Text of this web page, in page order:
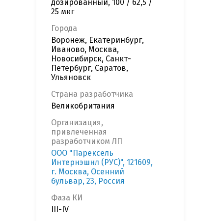
дозированный, 100 / 62,5 /
25 мкг
Города
Воронеж, Екатеринбург,
Иваново, Москва,
Новосибирск, Санкт-
Петербург, Саратов,
Ульяновск
Страна разработчика
Великобритания
Организация,
привлеченная
разработчиком ЛП
ООО "Парексель
Интернэшнл (РУС)", 121609,
г. Москва, Осенний
бульвар, 23, Россия
Фаза КИ
III-IV